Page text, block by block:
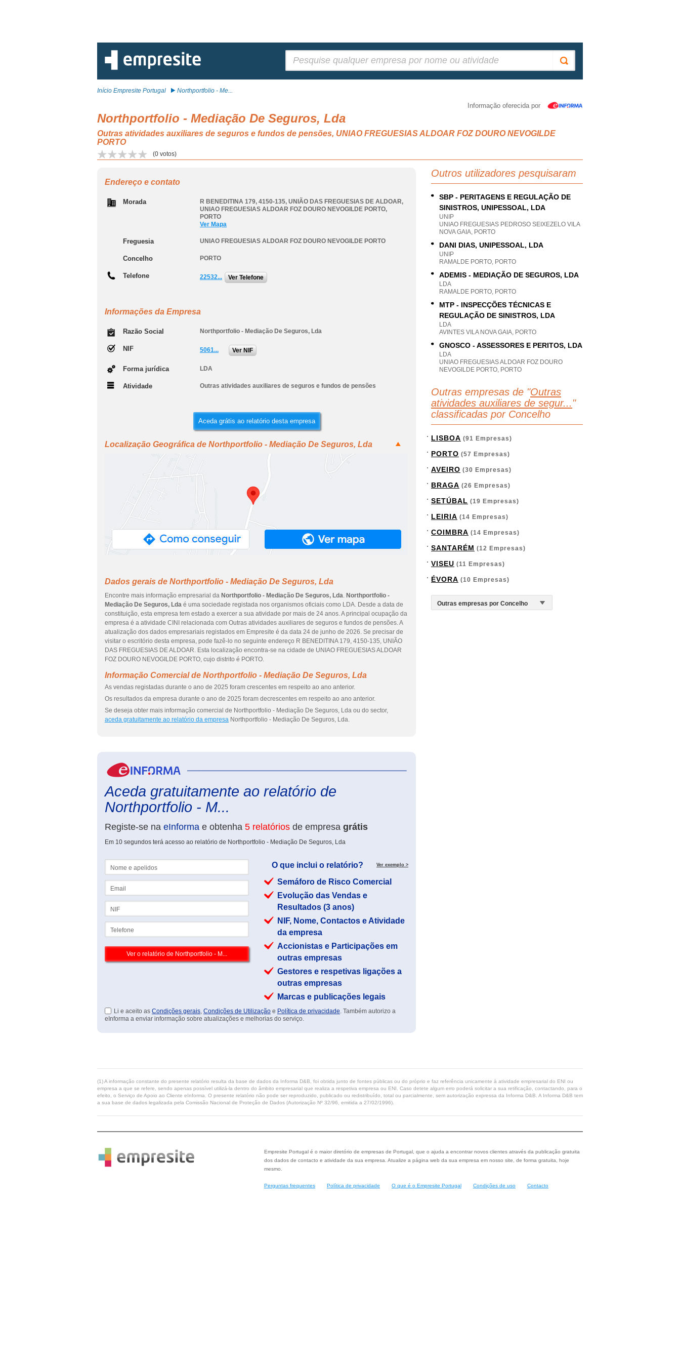
Início Empresite Portugal Northportfolio - Me...
Informação oferecida por
Northportfolio - Mediação De Seguros, Lda
Outras atividades auxiliares de seguros e fundos de pensões, UNIAO FREGUESIAS ALDOAR FOZ DOURO NEVOGILDE
PORTO
(0 votos)
Endereço e contato
Morada R BENEDITINA 179, 4150-135, UNIÃO DAS FREGUESIAS DE ALDOAR,
UNIAO FREGUESIAS ALDOAR FOZ DOURO NEVOGILDE PORTO,
PORTO
Ver Mapa
Freguesia UNIAO FREGUESIAS ALDOAR FOZ DOURO NEVOGILDE PORTO
Concelho PORTO
Telefone 22532... Ver Telefone
Informações da Empresa
Razão Social Northportfolio - Mediação De Seguros, Lda
NIF 5061... Ver NIF
Forma jurídica LDA
Atividade Outras atividades auxiliares de seguros e fundos de pensões
Aceda grátis ao relatório desta empresa
Localização Geográfica de Northportfolio - Mediação De Seguros, Lda
Dados gerais de Northportfolio - Mediação De Seguros, Lda
Encontre mais informação empresarial da Northportfolio - Mediação De Seguros, Lda. Northportfolio -
Mediação De Seguros, Lda é uma sociedade registada nos organismos oficiais como LDA. Desde a data de
constituição, esta empresa tem estado a exercer a sua atividade por mais de 24 anos. A principal ocupação da
empresa é a atividade CINI relacionada com Outras atividades auxiliares de seguros e fundos de pensões. A
atualização dos dados empresariais registados em Empresite é da data 24 de junho de 2026. Se precisar de
visitar o escritório desta empresa, pode fazê-lo no seguinte endereço R BENEDITINA 179, 4150-135, UNIÃO
DAS FREGUESIAS DE ALDOAR. Esta localização encontra-se na cidade de UNIAO FREGUESIAS ALDOAR
FOZ DOURO NEVOGILDE PORTO, cujo distrito é PORTO.
Informação Comercial de Northportfolio - Mediação De Seguros, Lda
As vendas registadas durante o ano de 2025 foram crescentes em respeito ao ano anterior.
Os resultados da empresa durante o ano de 2025 foram decrescentes em respeito ao ano anterior.
Se deseja obter mais informação comercial de Northportfolio - Mediação De Seguros, Lda ou do sector,
aceda gratuitamente ao relatório da empresa Northportfolio - Mediação De Seguros, Lda.
Aceda gratuitamente ao relatório de
Northportfolio - M...
Registe-se na eInforma e obtenha 5 relatórios de empresa grátis
Em 10 segundos terá acesso ao relatório de Northportfolio - Mediação De Seguros, Lda
O que inclui o relatório? Ver exemplo >
Semáforo de Risco Comercial
Evolução das Vendas e
Resultados (3 anos)
NIF, Nome, Contactos e Atividade
da empresa
Accionistas e Participações em
outras empresas
Gestores e respetivas ligações a
outras empresas
Marcas e publicações legais
Li e aceito as Condições gerais, Condições de Utilização e Política de privacidade. Também autorizo a
eInforma a enviar informação sobre atualizações e melhorias do serviço.
Outros utilizadores pesquisaram
SBP - PERITAGENS E REGULAÇÃO DE
SINISTROS, UNIPESSOAL, LDA
UNIP
UNIAO FREGUESIAS PEDROSO SEIXEZELO VILA
NOVA GAIA, PORTO
DANI DIAS, UNIPESSOAL, LDA
UNIP
RAMALDE PORTO, PORTO
ADEMIS - MEDIAÇÃO DE SEGUROS, LDA
LDA
RAMALDE PORTO, PORTO
MTP - INSPECÇÕES TÉCNICAS E
REGULAÇÃO DE SINISTROS, LDA
LDA
AVINTES VILA NOVA GAIA, PORTO
GNOSCO - ASSESSORES E PERITOS, LDA
LDA
UNIAO FREGUESIAS ALDOAR FOZ DOURO
NEVOGILDE PORTO, PORTO
Outras empresas de "Outras
atividades auxiliares de segur... "
classificadas por Concelho
LISBOA (91 Empresas)
PORTO (57 Empresas)
AVEIRO (30 Empresas)
BRAGA (26 Empresas)
SETÚBAL (19 Empresas)
LEIRIA (14 Empresas)
COIMBRA (14 Empresas)
SANTARÉM (12 Empresas)
VISEU (11 Empresas)
ÉVORA (10 Empresas)
(1) A informação constante do presente relatório resulta da base de dados da Informa D&B, foi obtida junto de fontes públicas ou do próprio e faz referência unicamente à atividade empresarial do ENI ou
empresa a que se refere, sendo apenas possível utilizá-la dentro do âmbito empresarial que realiza a respetiva empresa ou ENI. Caso detete algum erro poderá solicitar a sua retificação, contactando, para o
efeito, o Serviço de Apoio ao Cliente eInforma. O presente relatório não pode ser reproduzido, publicado ou redistribuído, total ou parcialmente, sem autorização expressa da Informa D&B. A Informa D&B tem
a sua base de dados legalizada pela Comissão Nacional de Proteção de Dados (Autorização Nº 32/96, emitida a 27/02/1996).
Empresite Portugal é o maior diretório de empresas de Portugal, que o ajuda a encontrar novos clientes através da publicação gratuita
dos dados de contacto e atividade da sua empresa. Atualize a página web da sua empresa em nosso site, de forma gratuita, hoje
mesmo.
Perguntas frequentes Política de privacidade O que é o Empresite Portugal Condições de uso Contacto